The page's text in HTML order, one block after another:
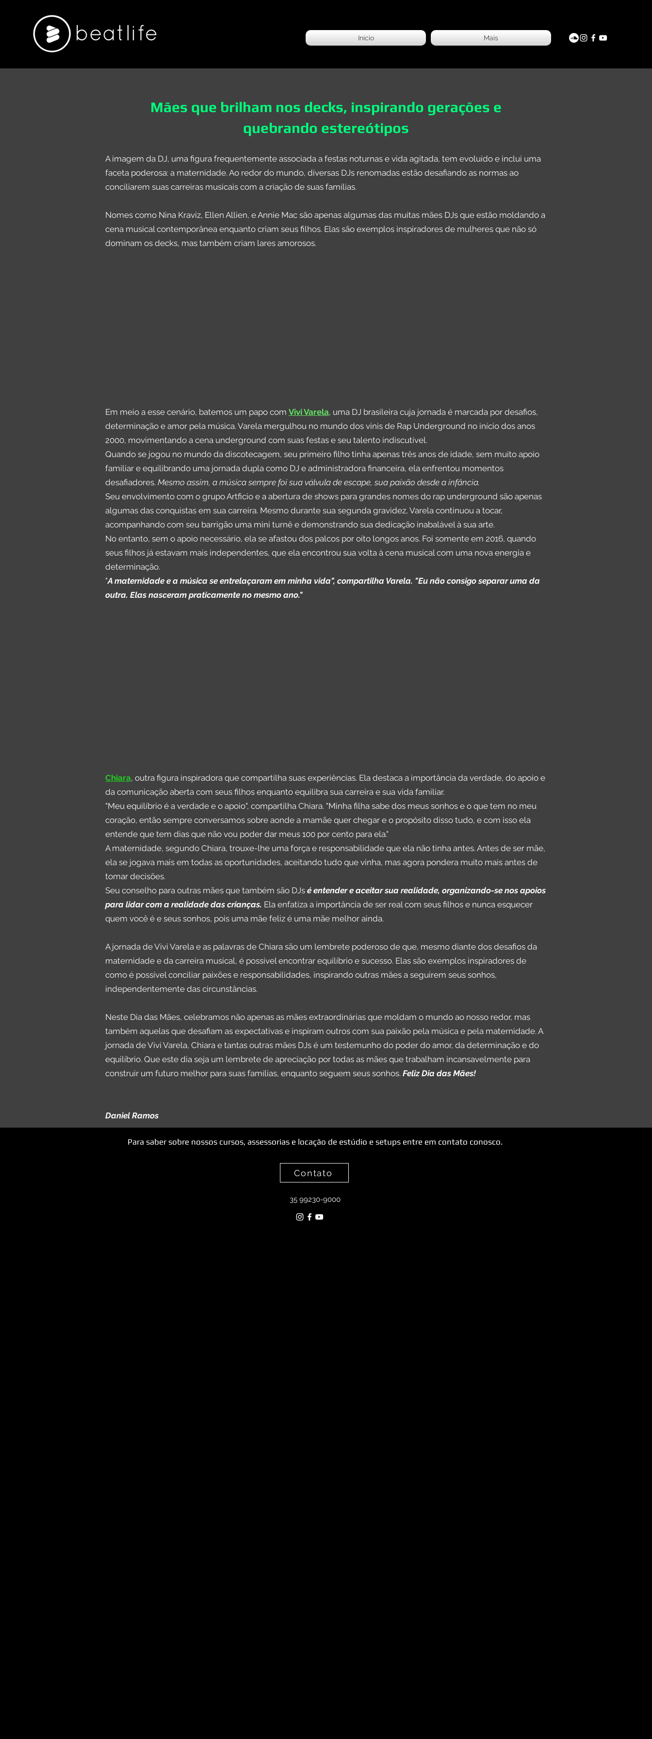
Início Mais
Mães que brilham nos decks, inspirando gerações e
quebrando estereótipos
A imagem da DJ, uma figura frequentemente associada a festas noturnas e vida agitada, tem evoluído e inclui uma
faceta poderosa: a maternidade. Ao redor do mundo, diversas DJs renomadas estão desafiando as normas ao
conciliarem suas carreiras musicais com a criação de suas famílias.
Nomes como Nina Kraviz, Ellen Allien, e Annie Mac são apenas algumas das muitas mães DJs que estão moldando a
cena musical contemporânea enquanto criam seus filhos. Elas são exemplos inspiradores de mulheres que não só
dominam os decks, mas também criam lares amorosos.
Em meio a esse cenário, batemos um papo com Vivi Varela, uma DJ brasileira cuja jornada é marcada por desafios,
determinação e amor pela música. Varela mergulhou no mundo dos vinis de Rap Underground no início dos anos
2000, movimentando a cena underground com suas festas e seu talento indiscutível.
Quando se jogou no mundo da discotecagem, seu primeiro filho tinha apenas três anos de idade, sem muito apoio
familiar e equilibrando uma jornada dupla como DJ e administradora financeira, ela enfrentou momentos
desafiadores. Mesmo assim, a música sempre foi sua válvula de escape, sua paixão desde a infância.
Seu envolvimento com o grupo Artficio e a abertura de shows para grandes nomes do rap underground são apenas
algumas das conquistas em sua carreira. Mesmo durante sua segunda gravidez, Varela continuou a tocar,
acompanhando com seu barrigão uma mini turnê e demonstrando sua dedicação inabalável à sua arte.
No entanto, sem o apoio necessário, ela se afastou dos palcos por oito longos anos. Foi somente em 2016, quando
seus filhos já estavam mais independentes, que ela encontrou sua volta à cena musical com uma nova energia e
determinação.
"A maternidade e a música se entrelaçaram em minha vida", compartilha Varela. "Eu não consigo separar uma da
outra. Elas nasceram praticamente no mesmo ano."
Chiara, outra figura inspiradora que compartilha suas experiências. Ela destaca a importância da verdade, do apoio e
da comunicação aberta com seus filhos enquanto equilibra sua carreira e sua vida familiar.
"Meu equilíbrio é a verdade e o apoio", compartilha Chiara. "Minha filha sabe dos meus sonhos e o que tem no meu
coração, então sempre conversamos sobre aonde a mamãe quer chegar e o propósito disso tudo, e com isso ela
entende que tem dias que não vou poder dar meus 100 por cento para ela."
A maternidade, segundo Chiara, trouxe-lhe uma força e responsabilidade que ela não tinha antes. Antes de ser mãe,
ela se jogava mais em todas as oportunidades, aceitando tudo que vinha, mas agora pondera muito mais antes de
tomar decisões.
Seu conselho para outras mães que também são DJs é entender e aceitar sua realidade, organizando-se nos apoios
para lidar com a realidade das crianças. Ela enfatiza a importância de ser real com seus filhos e nunca esquecer
quem você é e seus sonhos, pois uma mãe feliz é uma mãe melhor ainda.
A jornada de Vivi Varela e as palavras de Chiara são um lembrete poderoso de que, mesmo diante dos desafios da
maternidade e da carreira musical, é possível encontrar equilíbrio e sucesso. Elas são exemplos inspiradores de
como é possível conciliar paixões e responsabilidades, inspirando outras mães a seguirem seus sonhos,
independentemente das circunstâncias.
Neste Dia das Mães, celebramos não apenas as mães extraordinárias que moldam o mundo ao nosso redor, mas
também aquelas que desafiam as expectativas e inspiram outros com sua paixão pela música e pela maternidade. A
jornada de Vivi Varela, Chiara e tantas outras mães DJs é um testemunho do poder do amor, da determinação e do
equilíbrio. Que este dia seja um lembrete de apreciação por todas as mães que trabalham incansavelmente para
construir um futuro melhor para suas famílias, enquanto seguem seus sonhos. Feliz Dia das Mães!
Daniel Ramos
Para saber sobre nossos cursos, assessorias e locação de estúdio e setups entre em contato conosco.
Contato
35 99230-9000